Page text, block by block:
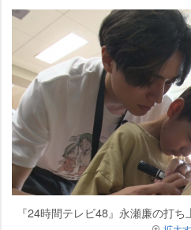
『24時間テレビ48』永瀬廉の打